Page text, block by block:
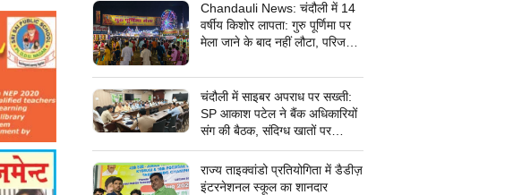
Chandauli News: चंदौली में 14
वर्षीय किशोर लापता: गुरु पूर्णिमा पर
मेला जाने के बाद नहीं लौटा, परिजनों
गुमशुदगी
चंदौली में साइबर अपराध पर सख्ती:
SP आकाश पटेल ने बैंक अधिकारियों
संग की बैठक, संदिग्ध खातों पर
निगरानी के दिए निर्देश
राज्य ताइक्वांडो प्रतियोगिता में डैडीज़
इंटरनेशनल स्कूल का शानदार